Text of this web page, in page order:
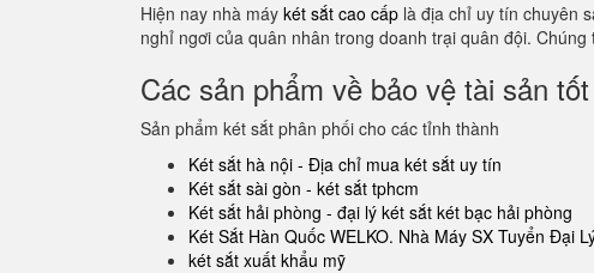
Hiện nay nhà máy két sắt cao cấp là địa chỉ uy tín chuyên
nghỉ ngơi của quân nhân trong doanh trại quân đội.
Các sản phẩm về bảo vệ tài sản
Sản phẩm két sắt phân phối cho các tỉnh thành
Két sắt hà nội - Địa chỉ mua két sắt uy tín
Két sắt sài gòn - két sắt tphcm
Két sắt hải phòng - đại lý két sắt két bạc hải phòng
Két Sắt Hàn Quốc WELKO. Nhà Máy SX Tuyển Đại
két sắt xuất khẩu mỹ